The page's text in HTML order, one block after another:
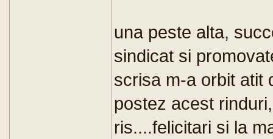
una peste alta,
sindicat si
scrisa m-a orbit atit
postez acest
ris....felicitari si la